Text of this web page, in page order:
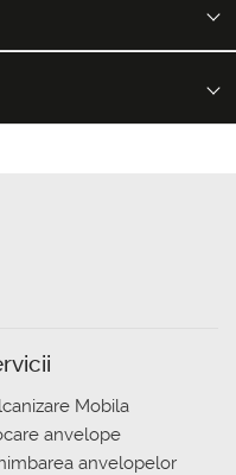
Mobila
anvelope
anvelopelor